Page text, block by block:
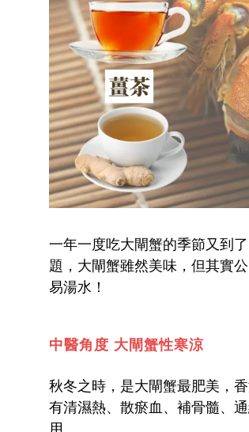
一年一度吃大閘蟹的季節又到
題，大閘蟹雖然美味，但其實
易湯水！
中醫角度 大閘蟹性寒涼
秋冬之時，是大閘蟹最肥美，
有清濕熱、散瘀血、補骨髓、